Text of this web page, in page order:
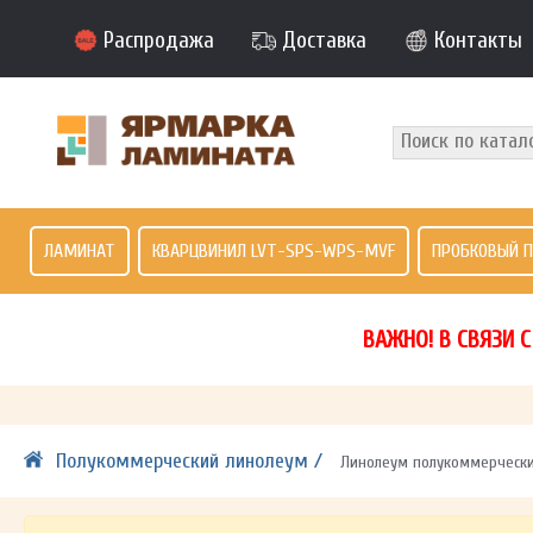
Распродажа Доставка Контакты
ЛАМИНАТ КВАРЦВИНИЛ LVT-SPS-WPS-MVF ПРОБКОВЫЙ
ВАЖНО! В СВЯЗИ
Полукоммерческий линолеум / Линолеум